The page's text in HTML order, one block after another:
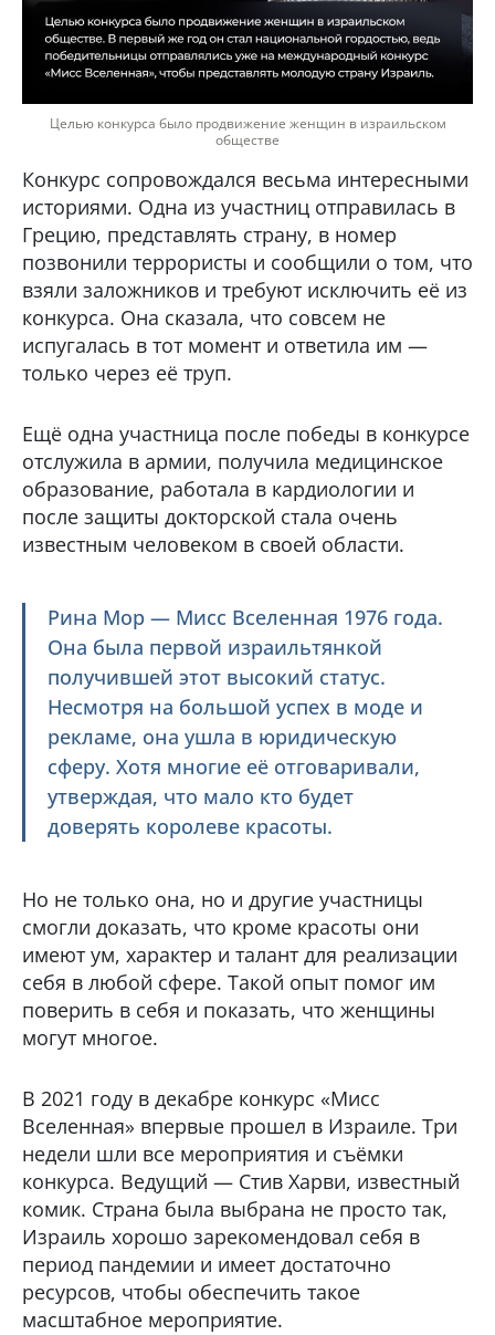
Целью конкурса было продвижение женщин в израильском
обществе
Конкурс сопровождался весьма интересными
историями. Одна из участниц отправилась в
Грецию, представлять страну, в номер
позвонили террористы и сообщили о том, что
взяли заложников и требуют исключить её из
конкурса. Она сказала, что совсем не
испугалась в тот момент и ответила им —
только через её труп.
Ещё одна участница после победы в конкурсе
отслужила в армии, получила медицинское
образование, работала в кардиологии и
после защиты докторской стала очень
известным человеком в своей области.
Рина Мор — Мисс Вселенная 1976 года.
Она была первой израильтянкой
получившей этот высокий статус.
Несмотря на большой успех в моде и
рекламе, она ушла в юридическую
сферу. Хотя многие её отговаривали,
утверждая, что мало кто будет
доверять королеве красоты.
Но не только она, но и другие участницы
смогли доказать, что кроме красоты они
имеют ум, характер и талант для реализации
себя в любой сфере. Такой опыт помог им
поверить в себя и показать, что женщины
могут многое.
В 2021 году в декабре конкурс «Мисс
Вселенная» впервые прошел в Израиле. Три
недели шли все мероприятия и съёмки
конкурса. Ведущий — Стив Харви, известный
комик. Страна была выбрана не просто так,
Израиль хорошо зарекомендовал себя в
период пандемии и имеет достаточно
ресурсов, чтобы обеспечить такое
масштабное мероприятие.